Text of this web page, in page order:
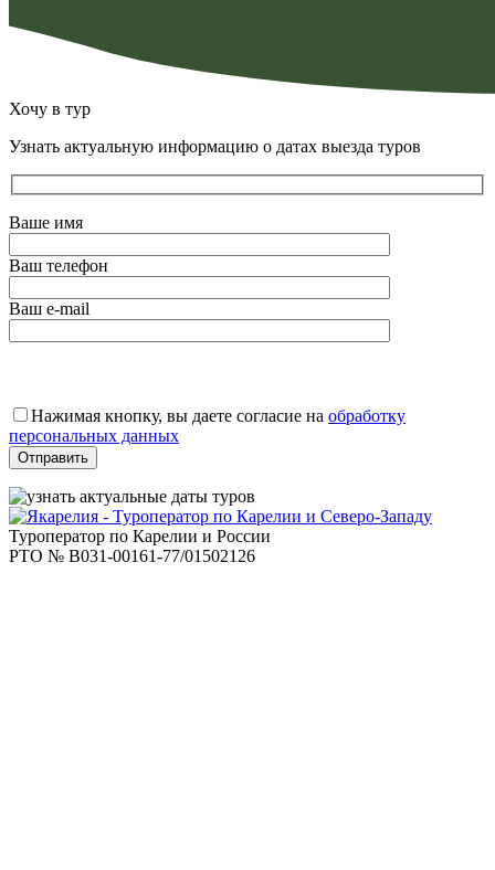
Хочу в тур
Узнать актуальную информацию о датах выезда туров
Ваше имя
Ваш телефон
Ваш e-mail
это
поле
пустым.
Нажимая кнопку, вы даете согласие на обработку
персональных данных
Туроператор по Карелии и России
РТО № В031-00161-77/01502126